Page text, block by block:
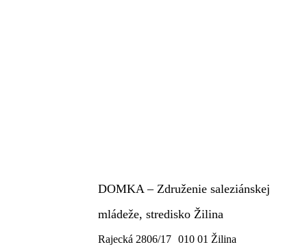
DOMKA – Združenie saleziánskej
mládeže, stredisko Žilina
Rajecká 2806/17 010 01 Žilina